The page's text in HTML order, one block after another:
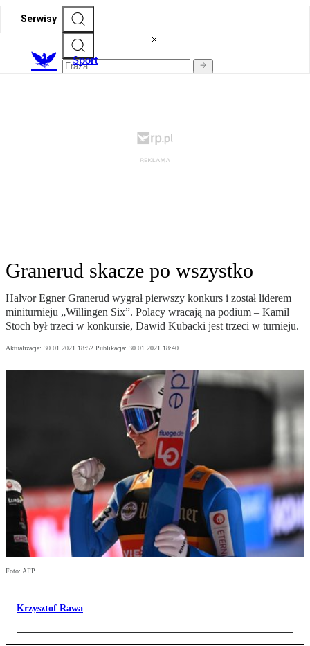
Serwisy
Sport
Granerud skacze po wszystko
Halvor Egner Granerud wygrał pierwszy konkurs i został liderem
miniturnieju „Willingen Six”. Polacy wracają na podium – Kamil
Stoch był trzeci w konkursie, Dawid Kubacki jest trzeci w turnieju.
Aktualizacja: 30.01.2021 18:52 Publikacja: 30.01.2021 18:40
Foto: AFP
Krzysztof Rawa